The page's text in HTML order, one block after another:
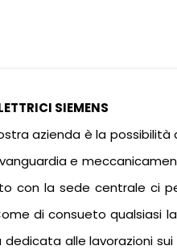
SIEMENS
azienda è la
e
con la sede centrale ci
di consueto qualsiasi
alle lavorazioni